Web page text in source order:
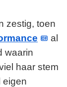
zestig, toen
al
waarin
haar stem
eigen